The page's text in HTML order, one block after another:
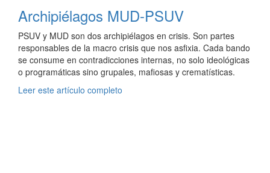
Archipiélagos MUD-PSUV
PSUV y MUD son dos archipiélagos en crisis. Son partes
responsables de la macro crisis que nos asfixia. Cada bando
se consume en contradicciones internas, no solo ideológicas
o programáticas sino grupales, mafiosas y crematísticas.
Leer este artículo completo